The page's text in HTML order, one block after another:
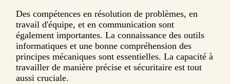
Des compétences en résolution de problèmes, en
travail d'équipe, et en communication sont
également importantes. La connaissance des outils
informatiques et une bonne compréhension des
principes mécaniques sont essentielles. La capacité à
travailler de manière précise et sécuritaire est tout
aussi cruciale.